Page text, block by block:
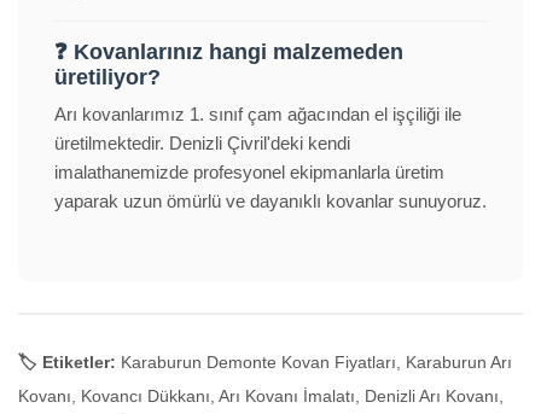
❓ Kovanlarınız hangi malzemeden
üretiliyor?
Arı kovanlarımız 1. sınıf çam ağacından el işçiliği ile
üretilmektedir. Denizli Çivril'deki kendi
imalathanemizde profesyonel ekipmanlarla üretim
yaparak uzun ömürlü ve dayanıklı kovanlar sunuyoruz.
🏷️ Etiketler: Karaburun Demonte Kovan Fiyatları, Karaburun Arı
Kovanı, Kovancı Dükkanı, Arı Kovanı İmalatı, Denizli Arı Kovanı,